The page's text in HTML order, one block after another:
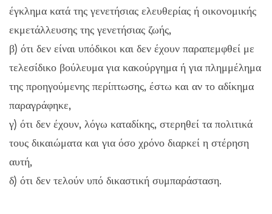
έγκλημα κατά της γενετήσιας ελευθερίας ή οικονομικής
εκμετάλλευσης της γενετήσιας ζωής,
β) ότι δεν είναι υπόδικοι και δεν έχουν παραπεμφθεί με
τελεσίδικο βούλευμα για κακούργημα ή για πλημμέλημα
της προηγούμενης περίπτωσης, έστω και αν το αδίκημα
παραγράφηκε,
γ) ότι δεν έχουν, λόγω καταδίκης, στερηθεί τα πολιτικά
τους δικαιώματα και για όσο χρόνο διαρκεί η στέρηση
αυτή,
δ) ότι δεν τελούν υπό δικαστική συμπαράσταση.